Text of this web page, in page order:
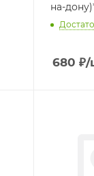
на-
680 ₽/